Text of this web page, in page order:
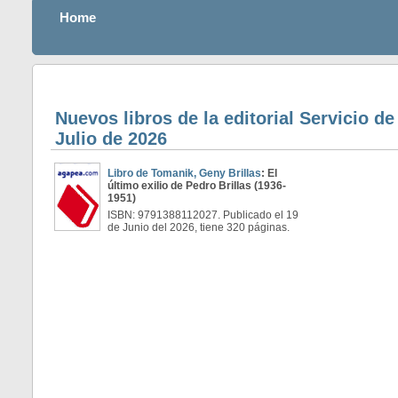
Home
Nuevos libros de la editorial Servicio
Julio de 2026
Libro de Tomanik, Geny Brillas: El
último exilio de Pedro Brillas (1936-
1951)
ISBN: 9791388112027. Publicado el 19
de Junio del 2026, tiene 320 páginas.